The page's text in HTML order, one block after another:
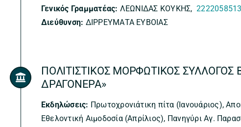
Γενικός Γραμματέας: ΛΕΩΝΙΔΑΣ ΚΟΥΚΗΣ,2222058513
Διεύθυνση: ΔΙΡΡΕΥΜΑΤΑ ΕΥΒΟΙΑΣ
ΠΟΛΙΤΙΣΤΙΚΟΣ ΜΟΡΦΩΤΙΚΟΣ ΣΥΛΛΟΓΟΣ
ΔΡΑΓΟΝΕΡΑ»
Εκδηλώσεις: Πρωτοχρονιάτικη πίτα (Ιανουάριος),
Εθελοντική Αιμοδοσία (Απρίλιος), Πανηγύρι Αγ.